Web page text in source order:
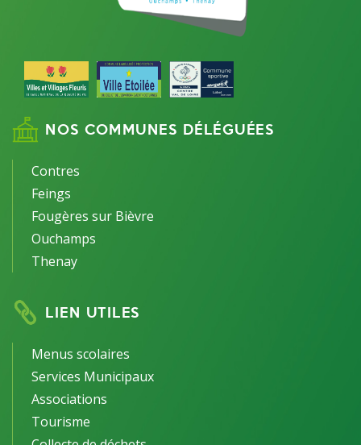
NOS COMMUNES DÉLÉGUÉES
Contres
Feings
Fougères sur Bièvre
Ouchamps
Thenay
LIEN UTILES
Menus scolaires
Services Municipaux
Associations
Tourisme